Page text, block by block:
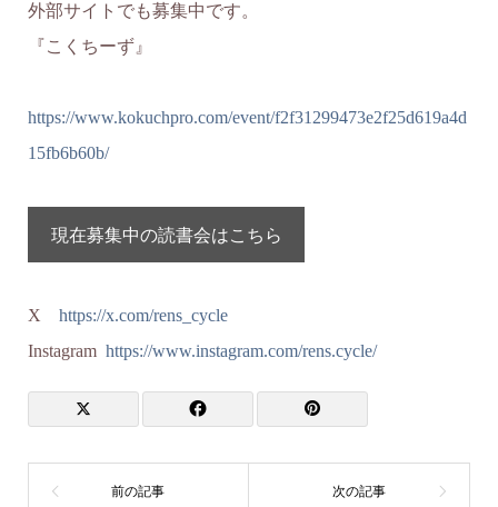
外部サイトでも募集中です。
『こくちーず』
https://www.kokuchpro.com/event/f2f31299473e2f25d619a4d
15fb6b60b/
現在募集中の読書会はこちら
X https://x.com/rens_cycle
Instagram https://www.instagram.com/rens.cycle/